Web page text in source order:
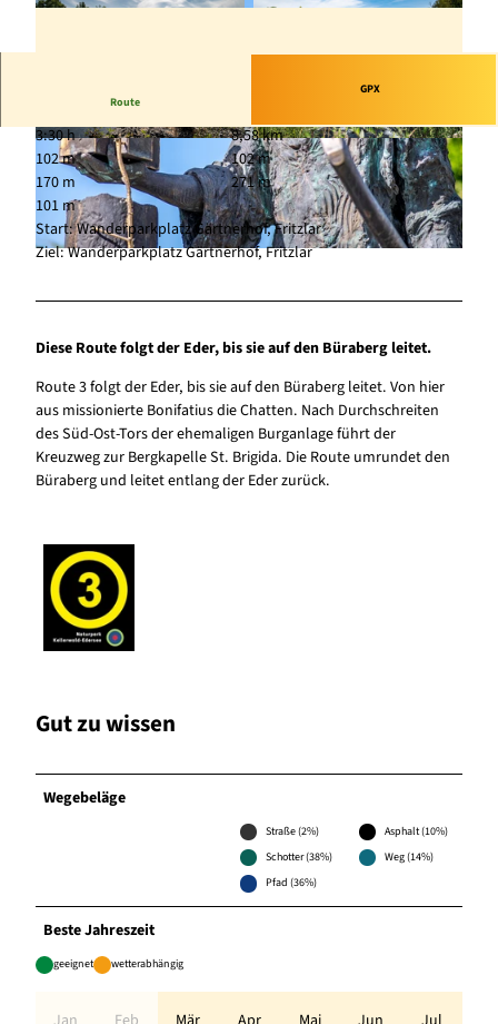
© Martina Rohrbach, Naturpark Kellerwald-Edersee | CC-BY-SA
© Martina Rohrbach, Naturpark Kellerwald-Ede
CC-BY-SA
© Martina Rohrbach, Naturpark Kellerwald-Ede
rsee |
CC-BY-SA
Route
GPX
3:30 h
8,58 km
102 m
102 m
170 m
271 m
101 m
Start: Wanderparkplatz Gärtnerhof, Fritzlar
Ziel: Wanderparkplatz Gärtnerhof, Fritzlar
Diese Route folgt der Eder, bis sie auf den Büraberg leitet.
Route 3 folgt der Eder, bis sie auf den Büraberg leitet. Von hier
aus missionierte Bonifatius die Chatten. Nach Durchschreiten
des Süd-Ost-Tors der ehemaligen Burganlage führt der
Kreuzweg zur Bergkapelle St. Brigida. Die Route umrundet den
Büraberg und leitet entlang der Eder zurück.
Gut zu wissen
Wegebeläge
Straße (2%)
Asphalt (10%)
Schotter (38%)
Weg (14%)
Pfad (36%)
Beste Jahreszeit
geeignet wetterabhängig